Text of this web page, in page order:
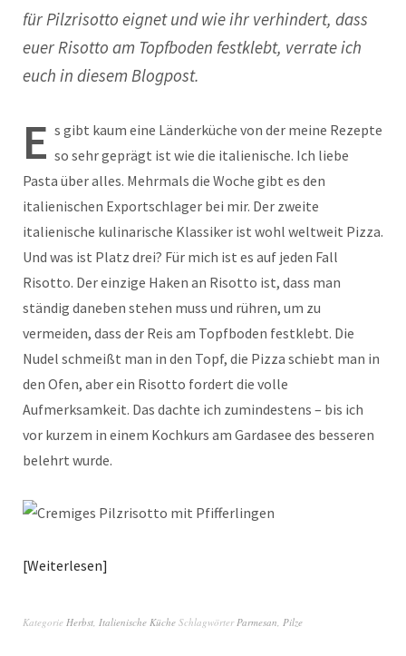
für Pilzrisotto eignet und wie ihr verhindert, dass
euer Risotto am Topfboden festklebt, verrate ich
euch in diesem Blogpost.
E s gibt kaum eine Länderküche von der meine Rezepte
so sehr geprägt ist wie die italienische. Ich liebe
Pasta über alles. Mehrmals die Woche gibt es den
italienischen Exportschlager bei mir. Der zweite
italienische kulinarische Klassiker ist wohl weltweit Pizza.
Und was ist Platz drei? Für mich ist es auf jeden Fall
Risotto. Der einzige Haken an Risotto ist, dass man
ständig daneben stehen muss und rühren, um zu
vermeiden, dass der Reis am Topfboden festklebt. Die
Nudel schmeißt man in den Topf, die Pizza schiebt man in
den Ofen, aber ein Risotto fordert die volle
Aufmerksamkeit. Das dachte ich zumindestens – bis ich
vor kurzem in einem Kochkurs am Gardasee des besseren
belehrt wurde.
Weiterlesen
Kategorie Herbst, Italienische Küche SchlagwörterParmesan, Pilze